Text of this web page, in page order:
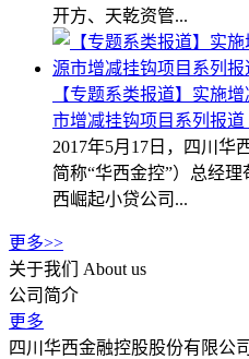
开方、天乾资管...
【专题系类报道】实施
市增减挂钩项目系列报道
2017年5月17日，四川华
简称“华西金控”）总经
西崛起小贷公司...
更多>>
关于我们
About us
公司简介
更多
四川华西金融控股股份有限公